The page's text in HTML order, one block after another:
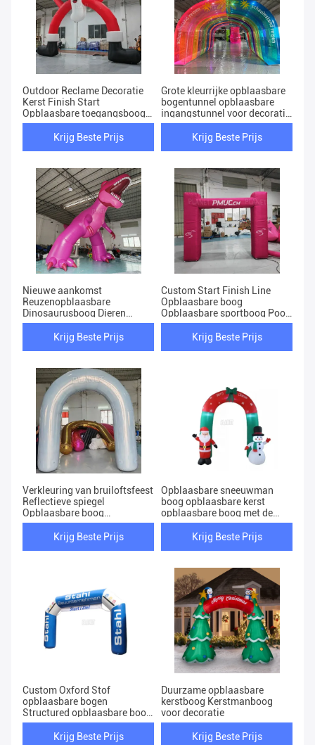
Outdoor Reclame Decoratie
Kerst Finish Start
Opblaasbare toegangsboog
Met logo
Krijg Beste Prijs
Grote kleurrijke opblaasbare
bogentunnel opblaasbare
ingangstunnel voor decoratie
evenement
Krijg Beste Prijs
Nieuwe aankomst
Reuzenopblaasbare
Dinosaurusboog Dieren
Dinosaurusmodel Ingang
Boogdekoratie
Krijg Beste Prijs
Custom Start Finish Line
Opblaasbare boog
Opblaasbare sportboog Poort
Voor race evenement
Krijg Beste Prijs
Verkleuring van bruiloftsfeest
Reflectieve spiegel
Opblaasbare boog
Opblaasbare boog
Opblaasbare bogen
Krijg Beste Prijs
Opblaasbare sneeuwman
boog opblaasbare kerst
opblaasbare boog met de
kerstman
Krijg Beste Prijs
Custom Oxford Stof
opblaasbare bogen
Structured opblaasbare boog
voor sport evenement
Krijg Beste Prijs
Duurzame opblaasbare
kerstboog Kerstmanboog
voor decoratie
Krijg Beste Prijs